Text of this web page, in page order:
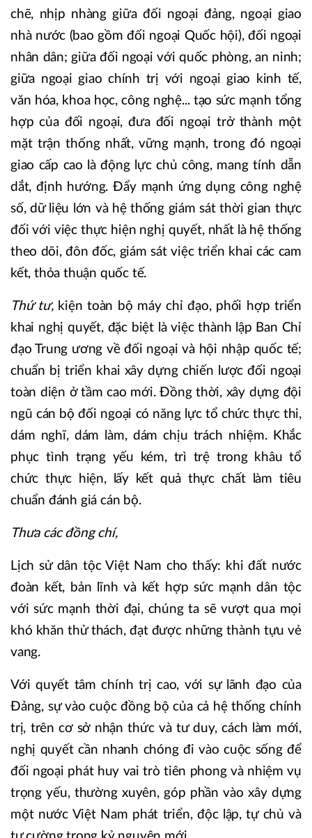
chẽ, nhịp nhàng giữa đối ngoại đảng, ngoại giao
nhà nước (bao gồm đối ngoại Quốc hội), đối ngoại
nhân dân; giữa đối ngoại với quốc phòng, an ninh;
giữa ngoại giao chính trị với ngoại giao kinh tế,
văn hóa, khoa học, công nghệ... tạo sức mạnh tổng
hợp của đối ngoại, đưa đối ngoại trở thành một
mặt trận thống nhất, vững mạnh, trong đó ngoại
giao cấp cao là động lực chủ công, mang tính dẫn
dắt, định hướng. Đẩy mạnh ứng dụng công nghệ
số, dữ liệu lớn và hệ thống giám sát thời gian thực
đối với việc thực hiện nghị quyết, nhất là hệ thống
theo dõi, đôn đốc, giám sát việc triển khai các cam
kết, thỏa thuận quốc tế.
Thứ tư, kiện toàn bộ máy chỉ đạo, phối hợp triển
khai nghị quyết, đặc biệt là việc thành lập Ban Chỉ
đạo Trung ương về đối ngoại và hội nhập quốc tế;
chuẩn bị triển khai xây dựng chiến lược đối ngoại
toàn diện ở tầm cao mới. Đồng thời, xây dựng đội
ngũ cán bộ đối ngoại có năng lực tổ chức thực thi,
dám nghĩ, dám làm, dám chịu trách nhiệm. Khắc
phục tình trạng yếu kém, trì trệ trong khâu tổ
chức thực hiện, lấy kết quả thực chất làm tiêu
chuẩn đánh giá cán bộ.
Thưa các đồng chí,
Lịch sử dân tộc Việt Nam cho thấy: khi đất nước
đoàn kết, bản lĩnh và kết hợp sức mạnh dân tộc
với sức mạnh thời đại, chúng ta sẽ vượt qua mọi
khó khăn thử thách, đạt được những thành tựu vẻ
vang.
Với quyết tâm chính trị cao, với sự lãnh đạo của
Đảng, sự vào cuộc đồng bộ của cả hệ thống chính
trị, trên cơ sở nhận thức và tư duy, cách làm mới,
nghị quyết cần nhanh chóng đi vào cuộc sống để
đối ngoại phát huy vai trò tiên phong và nhiệm vụ
trọng yếu, thường xuyên, góp phần vào xây dựng
một nước Việt Nam phát triển, độc lập, tự chủ và